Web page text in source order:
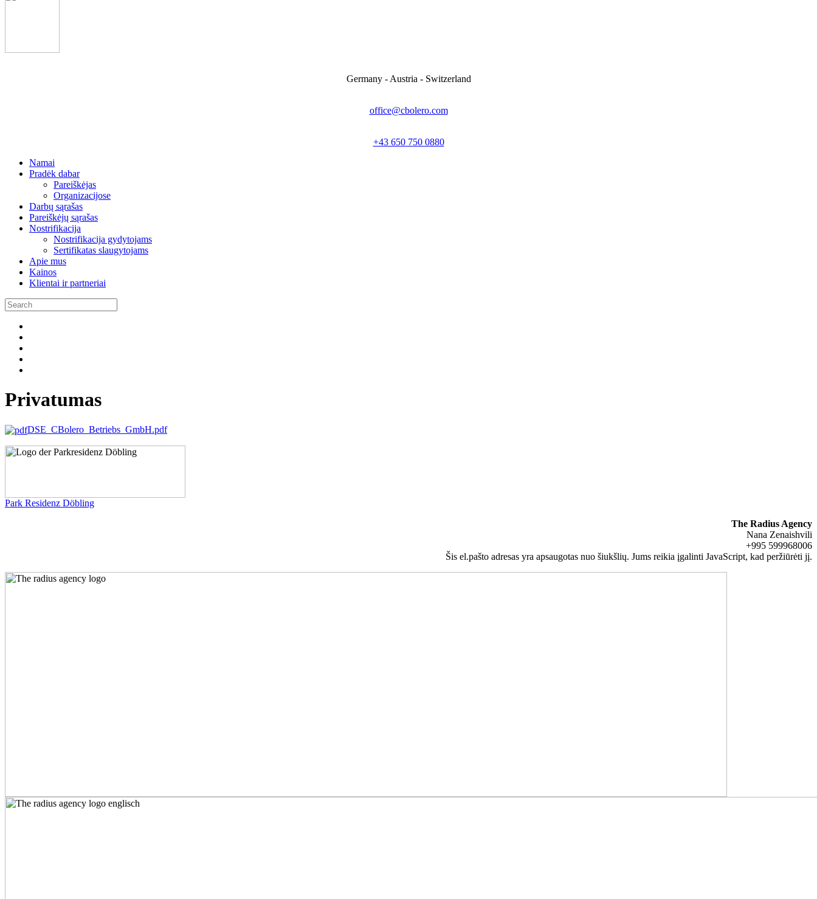
Germany - Austria - Switzerland
office@cbolero.com
+43 650 750 0880
Namai
Pradėk dabar
Pareiškėjas
Organizacijose
Darbų sąrašas
Pareiškėjų sąrašas
Nostrifikacija
Nostrifikacija gydytojams
Sertifikatas slaugytojams
Apie mus
Kainos
Klientai ir partneriai
Privatumas
DSE_CBolero_Betriebs_GmbH.pdf
Park Residenz Döbling
The Radius Agency
Nana Zenaishvili
+995 599968006
Šis el.pašto adresas yra apsaugotas nuo šiukšlių. Jums reikia įgalinti JavaScript, kad peržiūrėti jį.